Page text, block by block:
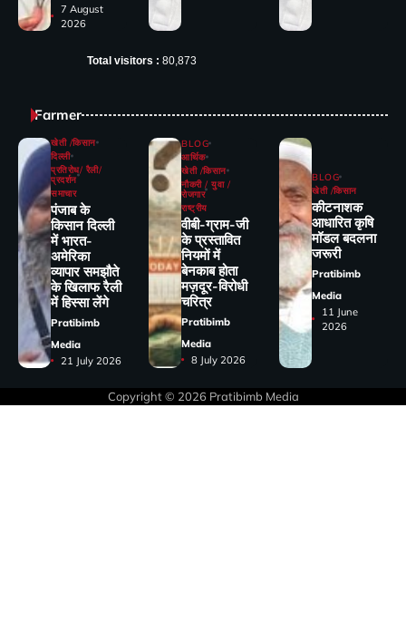
7 August
2026
Total visitors : 80,873
Farmer
खेती /किसान
दिल्ली
प्रतिरोध/ रैली/
प्रदर्शन
समाचार
पंजाब के
किसान दिल्ली
में भारत-
अमेरिका
व्यापार समझौते
के खिलाफ रैली
में हिस्सा लेंगे
Pratibimb
Media
21 July 2026
BLOG
आर्थिक
खेती /किसान
नौकरी / युवा /
रोजगार
राष्ट्रीय
वीबी-ग्राम-जी
के प्रस्तावित
नियमों में
बेनकाब होता
मज़दूर-विरोधी
चरित्र
Pratibimb
Media
8 July 2026
BLOG
खेती /किसान
कीटनाशक
आधारित कृषि
मॉडल बदलना
जरूरी
Pratibimb
Media
11 June
2026
Copyright © 2026 Pratibimb Media